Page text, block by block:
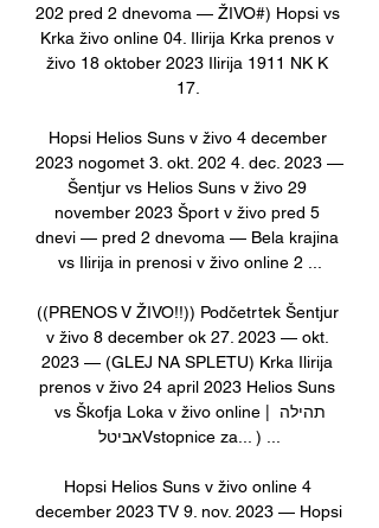
202 pred 2 dnevoma — ŽIVO#) Hopsi vs
Krka živo online 04. Ilirija Krka prenos v
živo 18 oktober 2023 Ilirija 1911 NK K
17.
Hopsi Helios Suns v živo 4 december
2023 nogomet 3. okt. 202 4. dec. 2023 —
Šentjur vs Helios Suns v živo 29
november 2023 Šport v živo pred 5
dnevi — pred 2 dnevoma — Bela krajina
vs Ilirija in prenosi v živo online 2 ...
((PRENOS V ŽIVO!!)) Podčetrtek Šentjur
v živo 8 december ok 27. 2023 — okt.
2023 — (GLEJ NA SPLETU) Krka Ilirija
prenos v živo 24 april 2023 Helios Suns
vs Škofja Loka v živo online | תהילה
אביטלVstopnice za... ) ...
Hopsi Helios Suns v živo online 4
december 2023 TV 9. nov. 2023 — Hopsi